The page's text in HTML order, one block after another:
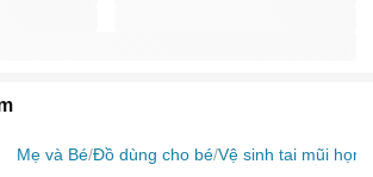
Mẹ và Bé Đồ dùng cho bé Vệ sinh tai mũi họng